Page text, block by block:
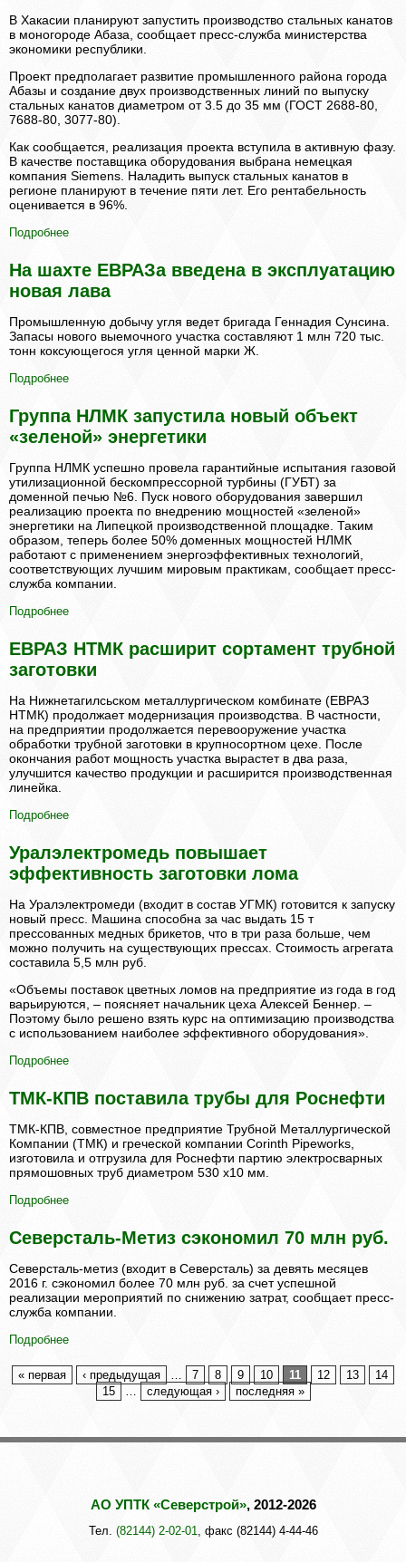
В Хакасии планируют запустить производство стальных канатов
в моногороде Абаза, сообщает пресс-служба министерства
экономики республики.
Проект предполагает развитие промышленного района города
Абазы и создание двух производственных линий по выпуску
стальных канатов диаметром от 3.5 до 35 мм (ГОСТ 2688-80,
7688-80, 3077-80).
Как сообщается, реализация проекта вступила в активную фазу.
В качестве поставщика оборудования выбрана немецкая
компания Siemens. Наладить выпуск стальных канатов в
регионе планируют в течение пяти лет. Его рентабельность
оценивается в 96%.
Подробнее
На шахте ЕВРАЗа введена в эксплуатацию
новая лава
Промышленную добычу угля ведет бригада Геннадия Сунсина.
Запасы нового выемочного участка составляют 1 млн 720 тыс.
тонн коксующегося угля ценной марки Ж.
Подробнее
Группа НЛМК запустила новый объект
«зеленой» энергетики
Группа НЛМК успешно провела гарантийные испытания газовой
утилизационной бескомпрессорной турбины (ГУБТ) за
доменной печью №6. Пуск нового оборудования завершил
реализацию проекта по внедрению мощностей «зеленой»
энергетики на Липецкой производственной площадке. Таким
образом, теперь более 50% доменных мощностей НЛМК
работают с применением энергоэффективных технологий,
соответствующих лучшим мировым практикам, сообщает пресс-
служба компании.
Подробнее
ЕВРАЗ НТМК расширит сортамент трубной
заготовки
На Нижнетагилсьском металлургическом комбинате (ЕВРАЗ
НТМК) продолжает модернизация производства. В частности,
на предприятии продолжается перевооружение участка
обработки трубной заготовки в крупносортном цехе. После
окончания работ мощность участка вырастет в два раза,
улучшится качество продукции и расширится производственная
линейка.
Подробнее
Уралэлектромедь повышает
эффективность заготовки лома
На Уралэлектромеди (входит в состав УГМК) готовится к запуску
новый пресс. Машина способна за час выдать 15 т
прессованных медных брикетов, что в три раза больше, чем
можно получить на существующих прессах. Стоимость агрегата
составила 5,5 млн руб.
«Объемы поставок цветных ломов на предприятие из года в год
варьируются, – поясняет начальник цеха Алексей Беннер. –
Поэтому было решено взять курс на оптимизацию производства
с использованием наиболее эффективного оборудования».
Подробнее
ТМК-КПВ поставила трубы для Роснефти
ТМК-КПВ, совместное предприятие Трубной Металлургической
Компании (ТМК) и греческой компании Corinth Pipeworks,
изготовила и отгрузила для Роснефти партию электросварных
прямошовных труб диаметром 530 х10 мм.
Подробнее
Северсталь-Метиз сэкономил 70 млн руб.
Северсталь-метиз (входит в Северсталь) за девять месяцев
2016 г. сэкономил более 70 млн руб. за счет успешной
реализации мероприятий по снижению затрат, сообщает пресс-
служба компании.
Подробнее
« первая ‹ предыдущая 7 8 9 10 11 12 13
14
15
следующая › последняя »
АО УПТК «Северстрой», 2012-2026
Тел. (82144) 2-02-01 , факс (82144) 4-44-46